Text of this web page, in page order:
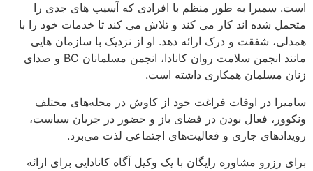
است. سمیرا به طور منظم با افرادی که آسیب های جدی را
متحمل شده اند کار می کند و تلاش می کند تا خدمات خود را با
همدلی، شفقت و درک ارائه دهد. او از نزدیک با سازمان هایی
مانند انجمن سلامت روان کانادا، انجمن مسلمانان BC و صدای
زنان مسلمان همکاری داشته است.
سامیرا در اوقات فراغت خود از کاوش در محله‌های مختلف
ونکوور، فعال بودن در فضای باز و حضور در جریان سیاست،
رویدادهای جاری و فعالیت‌های اجتماعی لذت می‌برد.
برای رزرو مشاوره رایگان با یک وکیل آگاه کانادایی برای ارائه